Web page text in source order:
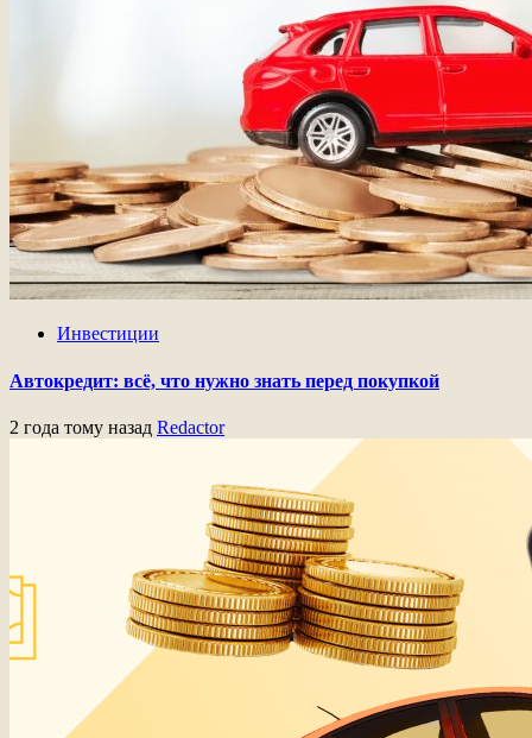
Инвестиции
Автокредит: всё, что нужно знать перед покупкой
2 года тому назад Redactor